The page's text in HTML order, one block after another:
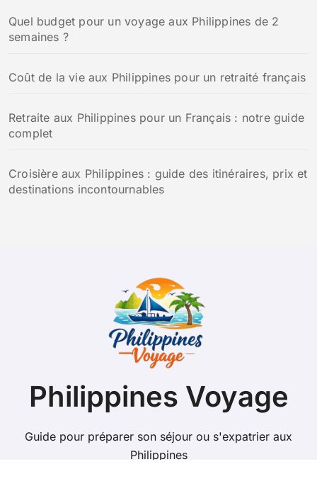
Quel budget pour un voyage aux Philippines de 2
semaines ?
Coût de la vie aux Philippines pour un retraité français
Retraite aux Philippines pour un Français : notre guide
complet
Croisière aux Philippines : guide des itinéraires, prix et
destinations incontournables
Philippines Voyage
Guide pour préparer son séjour ou s'expatrier aux
Philippines